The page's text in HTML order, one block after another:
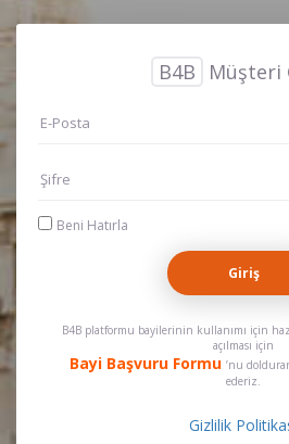
B4B Müşteri
Beni Hatırla
Giriş
B4B platformu bayilerinin kullanımı için
açılması için
Bayi Başvuru Formu ’nu
ederiz.
Gizlilik